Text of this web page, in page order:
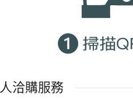
洽購服務